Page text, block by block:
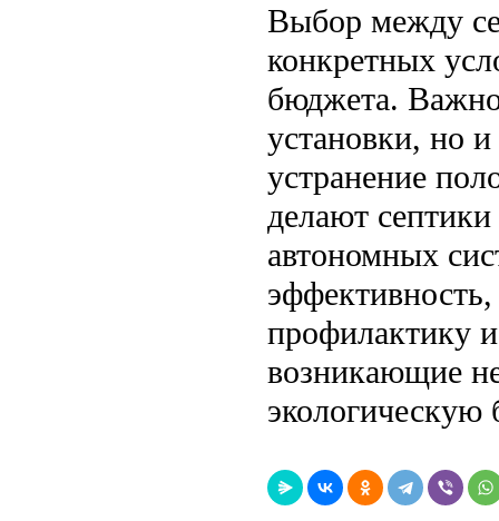
Выбор между
конкретных
бюджета.
установки, но
устранение
делают
автономных
профилактику
возникающие
экологическую